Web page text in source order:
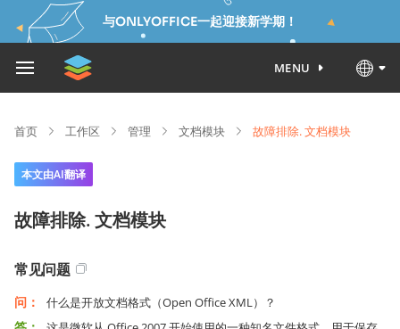
与ONLYOFFICE一起迎接新学期！
MENU
首页 工作区 管理 文档模块 故障排除. 文档模块
本文由AI翻译
故障排除. 文档模块
常见问题
问： 什么是开放文档格式（Open Office XML）？